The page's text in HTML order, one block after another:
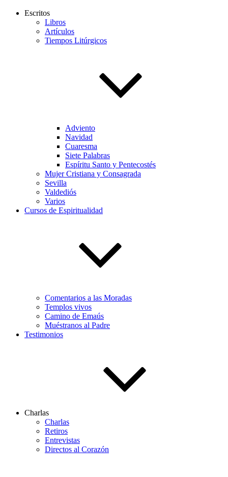
Escritos
Libros
Artículos
Tiempos Litúrgicos
Adviento
Navidad
Cuaresma
Siete Palabras
Espíritu Santo y Pentecostés
Mujer Cristiana y Consagrada
Sevilla
Valdediós
Varios
Cursos de Espiritualidad
Comentarios a las Moradas
Templos vivos
Camino de Emaús
Muéstranos al Padre
Testimonios
Charlas
Charlas
Retiros
Entrevistas
Directos al Corazón